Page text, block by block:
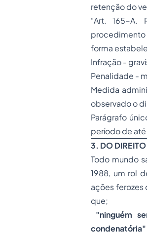
retenção do
“Art. 165-A.
procedimento
forma
Infração -
Penalidade -
Medida
observado o
Parágrafo
período de até
3. DO
Todo mundo
1988, um rol
ações ferozes
que;
"ninguém
condenatória"